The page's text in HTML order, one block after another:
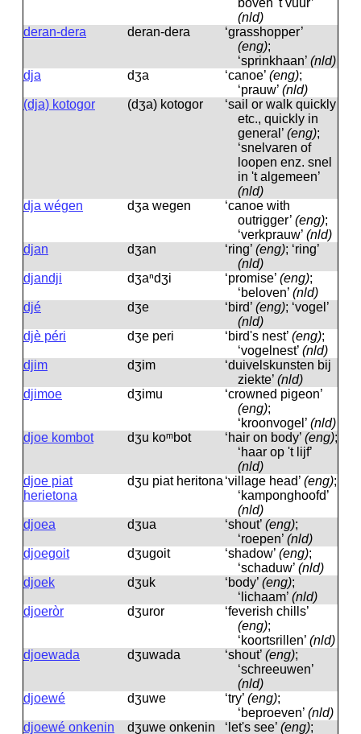
boven 't vuur’
(nld)
deran-dera
deran-dera
‘grasshopper’
(eng);
‘sprinkhaan’ (nld)
dja
dʒa ‘canoe’ (eng);
‘prauw’ (nld)
(dja) kotogor
(dʒa) kotogor
‘sail or walk quickly
etc., quickly in
general’ (eng);
‘snelvaren of
loopen enz. snel
in 't algemeen’
(nld)
dja wégen
dʒa wegen
‘canoe with
outrigger’ (eng);
‘verkprauw’ (nld)
djan
dʒan ‘ring’ (eng); ‘ring’
(nld)
djandji
dʒaⁿdʒi ‘promise’ (eng);
‘beloven’ (nld)
djé
dʒe ‘bird’ (eng); ‘vogel’
(nld)
djè péri
dʒe peri ‘bird's nest’ (eng);
‘vogelnest’ (nld)
djim
dʒim
‘duivelskunsten bij
ziekte’ (nld)
djimoe
dʒimu
‘crowned pigeon’
(eng);
‘kroonvogel’ (nld)
djoe kombot
dʒu koᵐbot ‘hair on body’ (eng);
‘haar op 't lijf’
(nld)
djoe piat
herietona
dʒu piat heritona ‘village head’ (eng);
‘kamponghoofd’
(nld)
djoea
dʒua ‘shout’ (eng);
‘roepen’ (nld)
djoegoit
dʒugoit ‘shadow’ (eng);
‘schaduw’ (nld)
djoek
dʒuk ‘body’ (eng);
‘lichaam’ (nld)
djoeròr
dʒuror
‘feverish chills’
(eng);
‘koortsrillen’ (nld)
djoewada
dʒuwada ‘shout’ (eng);
‘schreeuwen’
(nld)
djoewé
dʒuwe ‘try’ (eng);
‘beproeven’ (nld)
djoewé onkenin
dʒuwe onkenin ‘let's see’ (eng);